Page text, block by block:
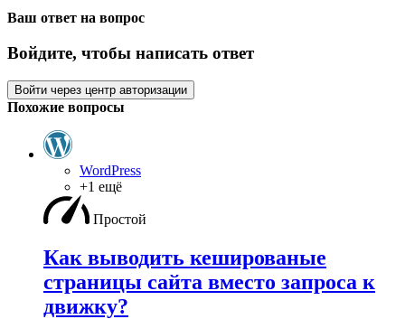
Ваш ответ на вопрос
Войдите, чтобы написать ответ
Войти через центр авторизации
Похожие вопросы
WordPress
+1 ещё
Простой
Как выводить кешированые
страницы сайта вместо запроса к
движку?